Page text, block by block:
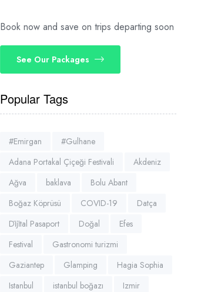
Book now and save on trips departing soon
See Our Packages
Popular Tags
#Emirgan
#Gulhane
Adana Portakal Çiçeği Festivali
Akdeniz
Ağva
baklava
Bolu Abant
Boğaz Köprüsü
COVID-19
Datça
Di̇ji̇tal Pasaport
Doğal
Efes
Festival
Gastronomi turizmi
Gaziantep
Glamping
Hagia Sophia
Istanbul
istanbul boğazı
Izmir